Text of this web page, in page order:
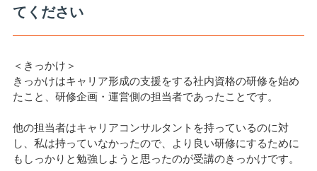
てください
＜きっかけ＞
きっかけはキャリア形成の支援をする社内資格の研修を始め
たこと、研修企画・運営側の担当者であったことです。
他の担当者はキャリアコンサルタントを持っているのに対
し、私は持っていなかったので、より良い研修にするために
もしっかりと勉強しようと思ったのが受講のきっかけです。